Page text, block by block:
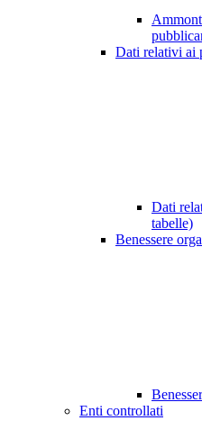
Dati relativi ai
Dati
tabelle)
Benessere
Enti controllati